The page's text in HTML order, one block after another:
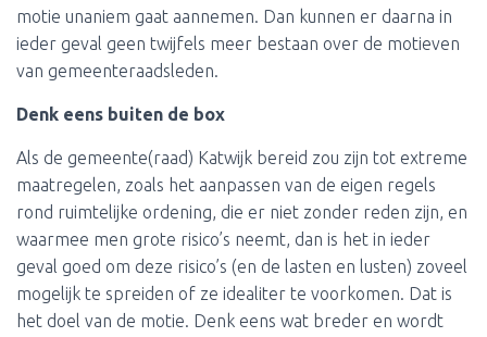
motie unaniem gaat aannemen. Dan kunnen er daarna in
ieder geval geen twijfels meer bestaan over de motieven
van gemeenteraadsleden.
Denk eens buiten de box
Als de gemeente(raad) Katwijk bereid zou zijn tot extreme
maatregelen, zoals het aanpassen van de eigen regels
rond ruimtelijke ordening, die er niet zonder reden zijn, en
waarmee men grote risico’s neemt, dan is het in ieder
geval goed om deze risico’s (en de lasten en lusten) zoveel
mogelijk te spreiden of ze idealiter te voorkomen. Dat is
het doel van de motie. Denk eens wat breder en wordt